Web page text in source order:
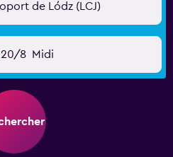
de Lódz (LCJ)
20/8 Midi